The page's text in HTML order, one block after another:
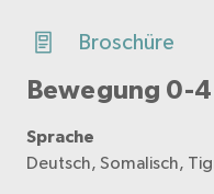
Broschüre
Bewegung 0-4
Sprache
Deutsch, Somalisch,